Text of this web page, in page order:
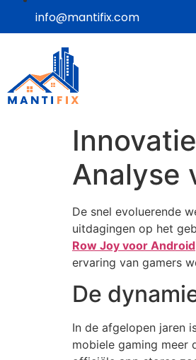
info@mantifix.com
Analyse
De snel evoluerende
uitdagingen op het
Row Joy voor Android
ervaring van gamers
De
In de afgelopen jaren
mobiele gaming meer